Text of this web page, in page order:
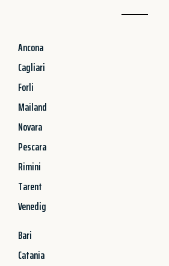
Ancona
Cagliari
Forli
Mailand
Novara
Pescara
Rimini
Tarent
Venedig
Bari
Catania